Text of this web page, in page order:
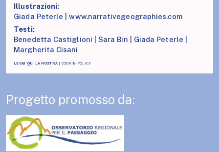
Progetto promosso da:
Illustrazioni:
Giada Peterle |www.narrativegeographies.com
Testi:
Benedetta Castiglioni | Sara Bin | Giada Peterle |
Margherita Cisani
LEGGI QUI LA NOSTRA | COOKIE-POLICY